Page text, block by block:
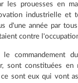
les prouesses en
industrielle et
d'une année par
contre
commandement
sont constituées en
sont eux qui vont